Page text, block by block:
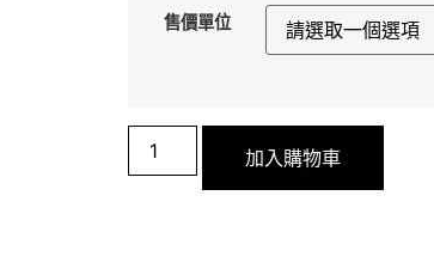
售價單位
加入購物車